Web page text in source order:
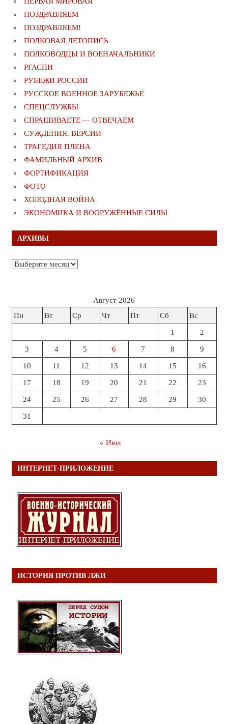
ПОЗДРАВЛЯЕМ
ПОЗДРАВЛЯЕМ!
ПОЛКОВАЯ ЛЕТОПИСЬ
ПОЛКОВОДЦЫ И ВОЕНАЧАЛЬНИКИ
РГАСПИ
РУБЕЖИ РОССИИ
РУССКОЕ ВОЕННОЕ ЗАРУБЕЖЬЕ
СПЕЦСЛУЖБЫ
СПРАШИВАЕТЕ — ОТВЕЧАЕМ
СУЖДЕНИЯ. ВЕРСИИ
ТРАГЕДИЯ ПЛЕНА
ФАМИЛЬНЫЙ АРХИВ
ФОРТИФИКАЦИЯ
ФОТО
ХОЛОДНАЯ ВОЙНА
ЭКОНОМИКА И ВООРУЖЁННЫЕ СИЛЫ
АРХИВЫ
Архивы
Август 2026
Пн
Вт Ср Чт Пт Сб Вс
1 2
3 4 5 6 7 8 9
10 11 12 13 14 15 16
17 18 19 20 21 22 23
24 25 26 27 28 29 30
31
« Июл
ИНТЕРНЕТ-ПРИЛОЖЕНИЕ
ИСТОРИЯ ПРОТИВ ЛЖИ